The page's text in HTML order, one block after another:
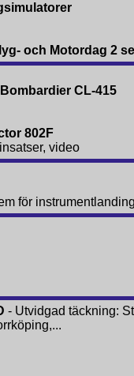
och Motordag 2
CL-415
802F
video
för
- Utvidgad täckning: